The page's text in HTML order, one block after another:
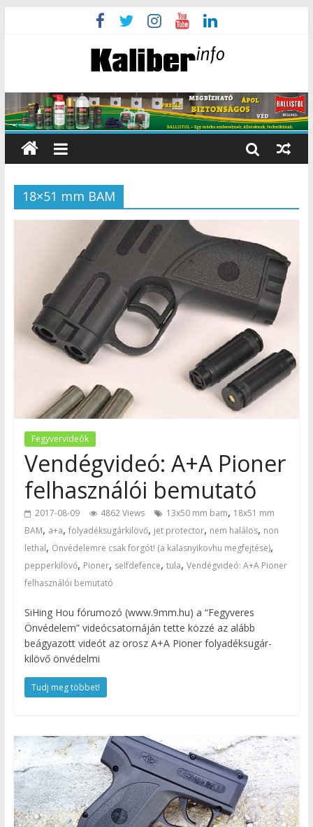
18×51 mm BAM
Fegyvervideók
Vendégvideó: A+A Pioner
felhasználói bemutató
2017-08-09 4862 Views 13x50 mm bam, 18x51 mm
BAM, a+a, folyadéksugárkilövő, jet protector, nem halálos, non
lethal, Önvédelemre csak forgót! (a kalasnyikovhu megfejtése),
pepperkilövő, Pioner, selfdefence, tula, Vendégvideó: A+A Pioner
felhasználói bemutató
SiHing Hou fórumozó (www.9mm.hu) a “Fegyveres
Önvédelem” videócsatornáján tette közzé az alább
beágyazott videót az orosz A+A Pioner folyadéksugár-
kilövő önvédelmi
Tudj meg többet!